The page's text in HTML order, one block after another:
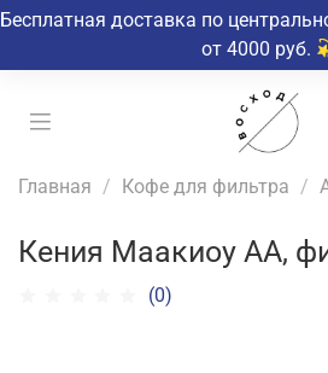
Бесплатная доставка по
от 4000 руб.
Главная Кофе для фильтра
Кения Маакиоу АА,
(0)